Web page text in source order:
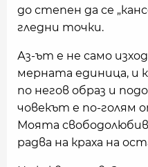
до степен да се
гледни точки.
Аз-ът е не само
мерната единица, и
по негов образ и
човекът е по-голям
Моята
радва на краха на